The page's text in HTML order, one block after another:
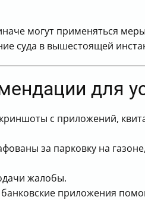
могут применяться
суда в вышестоящей
для
с приложений,
за парковку на
жалобы.
банковские приложения